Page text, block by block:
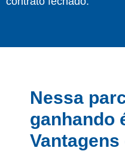
Nessa
ganhando